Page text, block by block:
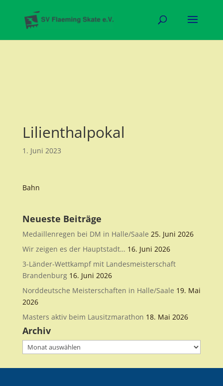
Lilienthalpokal
1. Juni 2023
Bahn
Neueste Beiträge
Medaillenregen bei DM in Halle/Saale 25. Juni 2026
Wir zeigen es der Hauptstadt… 16. Juni 2026
3-Länder-Wettkampf mit Landesmeisterschaft
Brandenburg 16. Juni 2026
Norddeutsche Meisterschaften in Halle/Saale 19. Mai
2026
Masters aktiv beim Lausitzmarathon 18. Mai 2026
Archiv
Archiv